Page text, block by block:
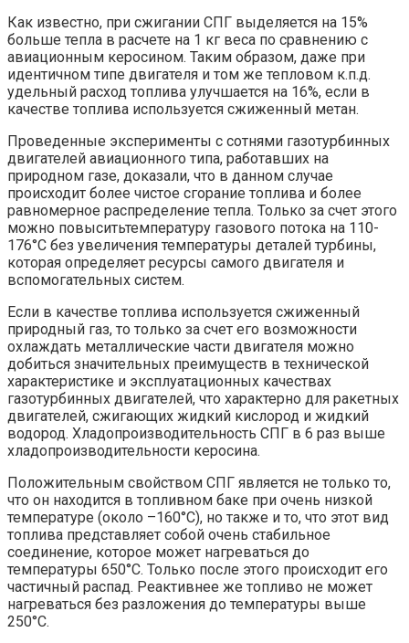
Как известно, при сжигании СПГ выделяется на 15%
больше тепла в расчете на 1 кг веса по сравнению с
авиационным керосином. Таким образом, даже при
идентичном типе двигателя и том же тепловом к.п.д.
удельный расход топлива улучшается на 16%, если в
качестве топлива используется сжиженный метан.
Проведенные эксперименты с сотнями газотурбинных
двигателей авиационного типа, работавших на
природном газе, доказали, что в данном случае
происходит более чистое сгорание топлива и более
равномерное распределение тепла. Только за счет этого
можно повыситьтемпературу газового потока на 110-
176°С без увеличения температуры деталей турбины,
которая определяет ресурсы самого двигателя и
вспомогательных систем.
Если в качестве топлива используется сжиженный
природный газ, то только за счет его возможности
охлаждать металлические части двигателя можно
добиться значительных преимуществ в технической
характеристике и эксплуатационных качествах
газотурбинных двигателей, что характерно для ракетных
двигателей, сжигающих жидкий кислород и жидкий
водород. Хладопроизводительность СПГ в 6 раз выше
хладопроизводительности керосина.
Положительным свойством СПГ является не только то,
что он находится в топливном баке при очень низкой
температуре (около –160°С), но также и то, что этот вид
топлива представляет собой очень стабильное
соединение, которое может нагреваться до
температуры 650°С. Только после этого происходит его
частичный распад. Реактивнее же топливо не может
нагреваться без разложения до температуры выше
250°С.